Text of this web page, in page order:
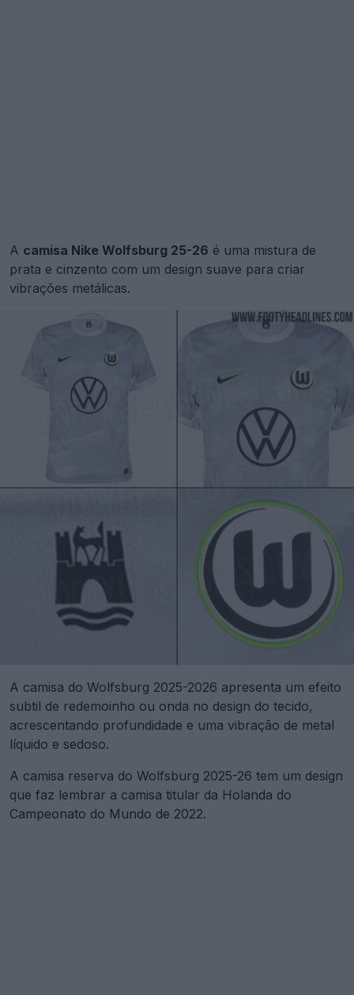
A camisa Nike Wolfsburg 25-26 é uma mistura de
prata e cinzento com um design suave para criar
vibrações metálicas.
A camisa do Wolfsburg 2025-2026 apresenta um efeito
subtil de redemoinho ou onda no design do tecido,
acrescentando profundidade e uma vibração de metal
líquido e sedoso.
A camisa reserva do Wolfsburg 2025-26 tem um design
que faz lembrar a camisa titular da Holanda do
Campeonato do Mundo de 2022.